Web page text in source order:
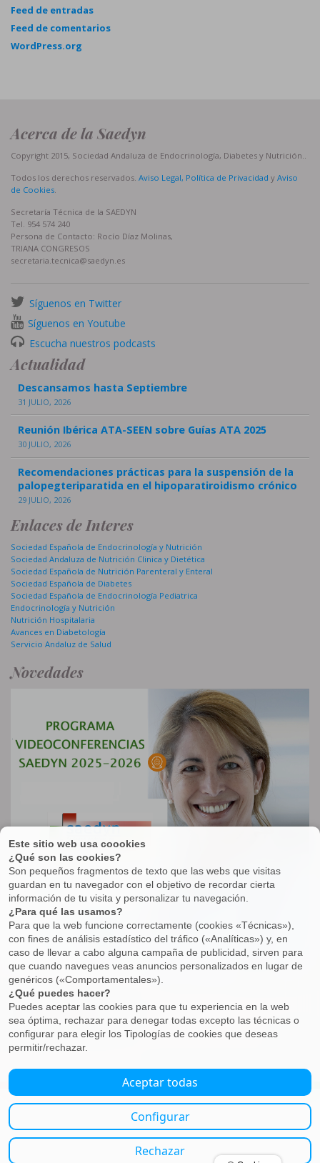
Feed de entradas
Feed de comentarios
WordPress.org
Acerca de la Saedyn
Copyright 2015, Sociedad Andaluza de Endocrinología, Diabetes y Nutrición..
Todos los derechos reservados. Aviso Legal, Política de Privacidad y Aviso
de Cookies.
Secretaría Técnica de la SAEDYN
Tel. 954 574 240
Persona de Contacto: Rocío Díaz Molinas,
TRIANA CONGRESOS
secretaria.tecnica@saedyn.es
Síguenos en Twitter
Síguenos en Youtube
Escucha nuestros podcasts
Actualidad
Descansamos hasta Septiembre
31 JULIO, 2026
Reunión Ibérica ATA-SEEN sobre Guías ATA 2025
30 JULIO, 2026
Recomendaciones prácticas para la suspensión de la
palopegteriparatida en el hipoparatiroidismo crónico
29 JULIO, 2026
Enlaces de Interes
Sociedad Española de Endocrinología y Nutrición
Sociedad Andaluza de Nutrición Clinica y Dietética
Sociedad Española de Nutrición Parenteral y Enteral
Sociedad Española de Diabetes
Sociedad Española de Endocrinología Pediatrica
Endocrinología y Nutrición
Nutrición Hospitalaria
Avances en Diabetología
Servicio Andaluz de Salud
Novedades